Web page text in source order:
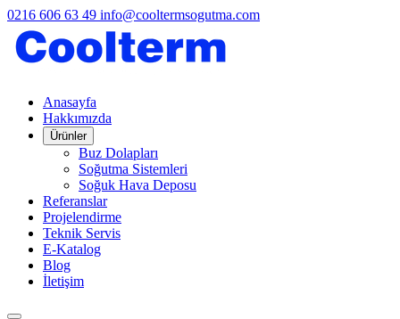
0216 606 63 49 info@cooltermsogutma.com
Anasayfa
Hakkımızda
Ürünler
Buz Dolapları
Soğutma Sistemleri
Soğuk Hava Deposu
Referanslar
Projelendirme
Teknik Servis
E-Katalog
Blog
İletişim